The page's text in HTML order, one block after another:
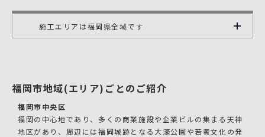
施工エリアは福岡県全域です
福岡市地域(エリア)ごとのご紹介
福岡市中央区
福岡の中心地であり、多くの商業施設や企業ビルの集まる天神
地区があり、周辺には福岡城跡となる大濠公園や若者文化の発